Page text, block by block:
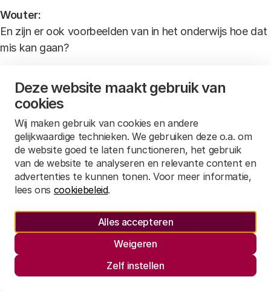
Deze website maakt gebruik van
cookies
Wij maken gebruik van cookies en andere
gelijkwaardige technieken. We gebruiken deze o.a. om
de website goed te laten functioneren, het gebruik
van de website te analyseren en relevante content en
advertenties te kunnen tonen. Voor meer informatie,
lees ons cookiebeleid.
Alles accepteren
Weigeren
Zelf instellen
Wouter:
En zijn er ook voorbeelden van in het onderwijs hoe dat
mis kan gaan?
Duuk:
Wat je nog wel ziet is, als je het hebt over inclusiviteit,
dat kan natuurlijk op heel veel elementen naar boven
komen, is dat de technologie wel of niet goed matcht
voor een heleboel mensen. Er is een significant
percentage mensen die misselijk worden als ze deze
technologie gebruiken. Een significant percentage van
gebruiken. Die betrek je allemaal eigenlijk al niet, wat
iets doet met hun rol binnen bijvoorbeeld een
klaszetting.